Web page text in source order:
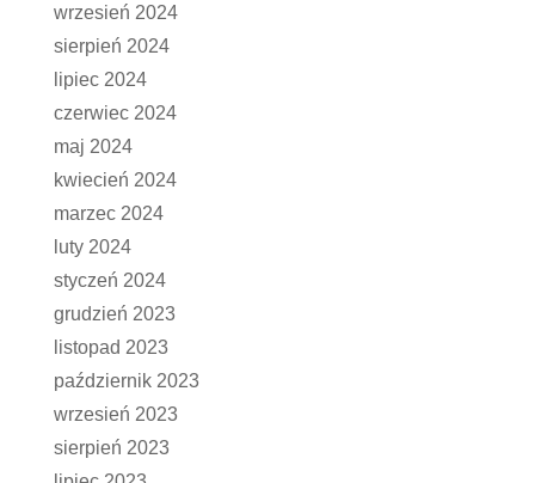
wrzesień 2024
sierpień 2024
lipiec 2024
czerwiec 2024
maj 2024
kwiecień 2024
marzec 2024
luty 2024
styczeń 2024
grudzień 2023
listopad 2023
październik 2023
wrzesień 2023
sierpień 2023